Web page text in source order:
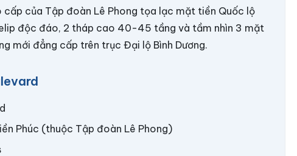
cấp của Tập đoàn Lê Phong tọa lạc mặt tiền Quốc lộ
elip độc đáo, 2 tháp cao 40-45 tầng và tầm nhìn 3 mặt
mới đẳng cấp trên trục Đại lộ Bình Dương.
Phúc (thuộc Tập đoàn Lê Phong)